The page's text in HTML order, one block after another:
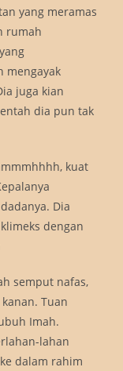
yang meramas
rumah
mengayak
juga kian
dia pun tak
kuat
Dia
dengan
semput nafas,
Tuan
Imah.
lahan
dalam rahim